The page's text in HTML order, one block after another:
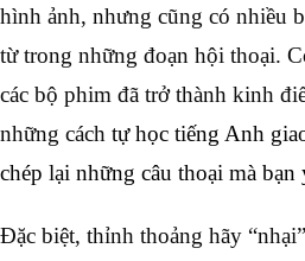
hình ảnh, nhưng cũng có nhiều
từ trong những đoạn hội thoại.
các bộ phim đã trở thành kinh
những cách tự học tiếng Anh
chép lại những câu thoại mà
Đặc biệt, thỉnh thoảng hãy